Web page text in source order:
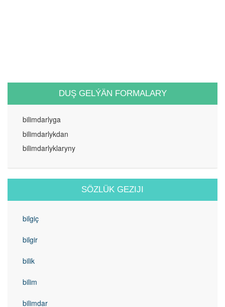
DUŞ GELÝÄN FORMALARY
bilimdarlyga
bilimdarlykdan
bilimdarlyklaryny
SÖZLÜK GEZIJI
bilgiç
bilgir
bilik
bilim
bilimdar